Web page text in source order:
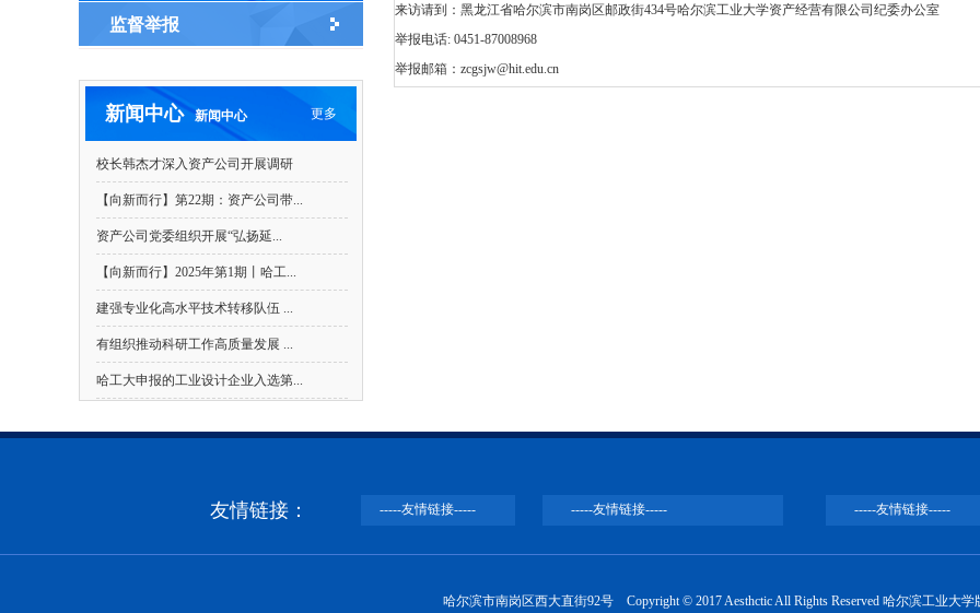
关于举办哈尔滨工业大学首届师生创业大赛的通知
【NEWS】 哈尔滨工业大学关于哈工大卫星激光通信股份有限公司停止使用校名的公告
【NEWS】 哈尔滨工业大学关于相关单位停止使用哈尔滨工业大学校名的公告
【NEWS】
【NEWS】
监督举报
新闻中心 新闻中心 更多
校长韩杰才深入资产公司开展调研
【向新而行】第22期：资产公司带...
​资产公司党委组织开展“弘扬延...
【向新而行】2025年第1期丨哈工...
建强专业化高水平技术转移队伍 ...
有组织推动科研工作高质量发展 ...
哈工大申报的工业设计企业入选第...
来访请到： 黑龙江省哈尔滨市南岗区邮政街434号哈尔滨工业大学资产经营有限公司纪委办公室
举报电话: 0451-87008968
举报邮箱： zcgsjw@hit.edu.cn
友情链接：
哈尔滨市南岗区西大直街92号 Copyright © 2017 Aesthctic All Rights Reserved 哈尔滨工业大学